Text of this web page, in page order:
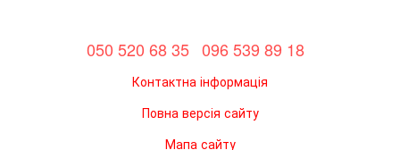
050 520 68 35 096 539 89 18
Контактна інформація
Повна версія сайту
Мапа сайту